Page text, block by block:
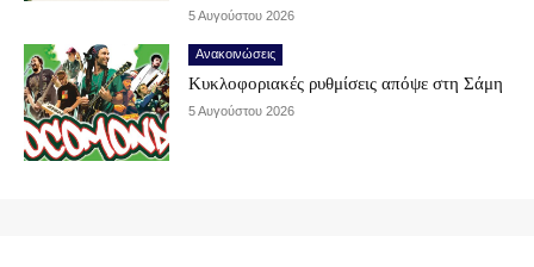
5 Αυγούστου 2026
Ανακοινώσεις
Κυκλοφοριακές ρυθμίσεις απόψε στη Σάμη
5 Αυγούστου 2026